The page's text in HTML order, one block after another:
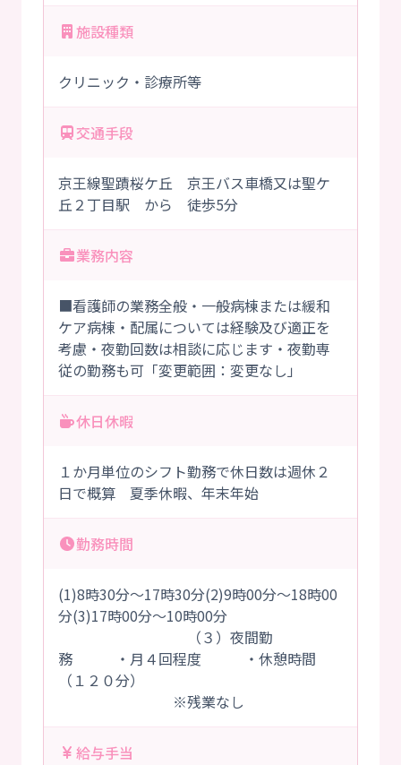
施設種類
クリニック・診療所等
交通手段
京王線聖蹟桜ケ丘 京王バス車橋又は聖ケ
丘２丁目駅 から 徒歩5分
業務内容
■看護師の業務全般・一般病棟または緩和
ケア病棟・配属については経験及び適正を
考慮・夜勤回数は相談に応じます・夜勤専
従の勤務も可「変更範囲：変更なし」
休日休暇
１か月単位のシフト勤務で休日数は週休２
日で概算 夏季休暇、年末年始
勤務時間
(1)8時30分～17時30分(2)9時00分～18時00
分(3)17時00分～10時00分
（３）夜間勤
務 ・月４回程度 ・休憩時間
（１２０分）
※残業なし
給与手当